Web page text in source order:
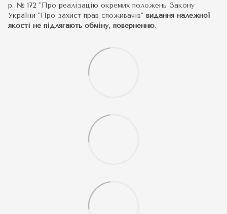
р. № 172 "Про реалізацію окремих положень Закону
України "Про захист прав споживачів" видання належної
якості не підлягають обміну, поверненню.